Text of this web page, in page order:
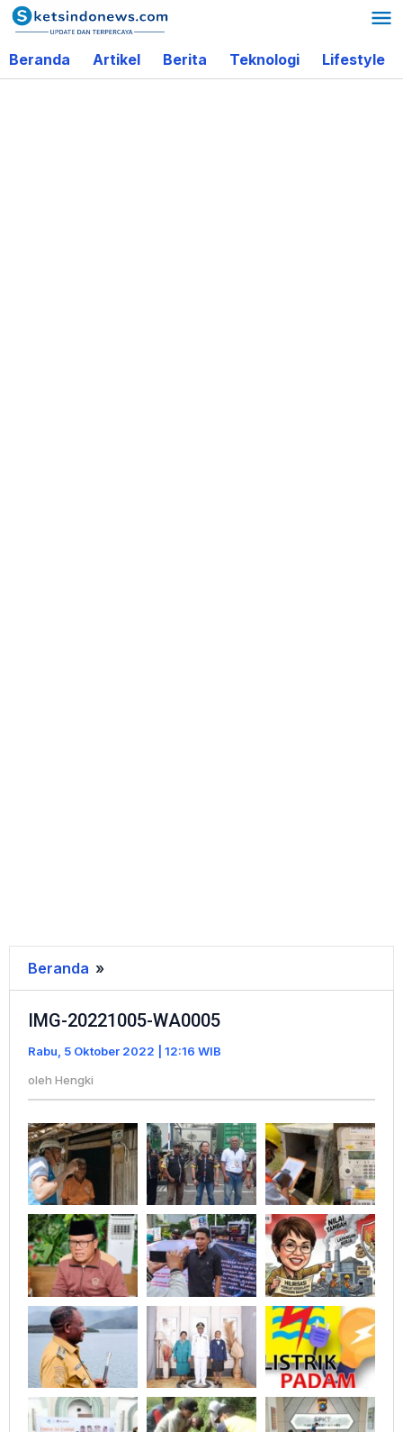
Lewati
ke
konten
Beranda Artikel Berita Teknologi Lifestyle
Beranda »
20221005-
WA0005
IMG-20221005-WA0005
Rabu, 5 Oktober 2022 | 12:16 WIB
oleh Hengki